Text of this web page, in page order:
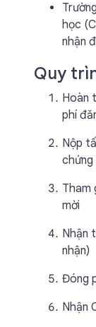
học
nhận
Quy
Hoàn
phí
Nộp
chứng
Tham
mời
Nhận
nhận)
Đóng
Nhận